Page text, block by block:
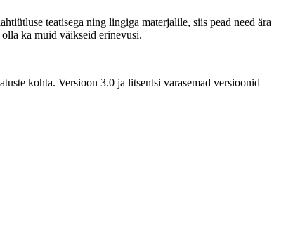
teatisega ning lingiga materjalile, siis pead need ära
ka muid väikseid erinevusi.
kohta. Versioon 3.0 ja litsentsi varasemad versioonid